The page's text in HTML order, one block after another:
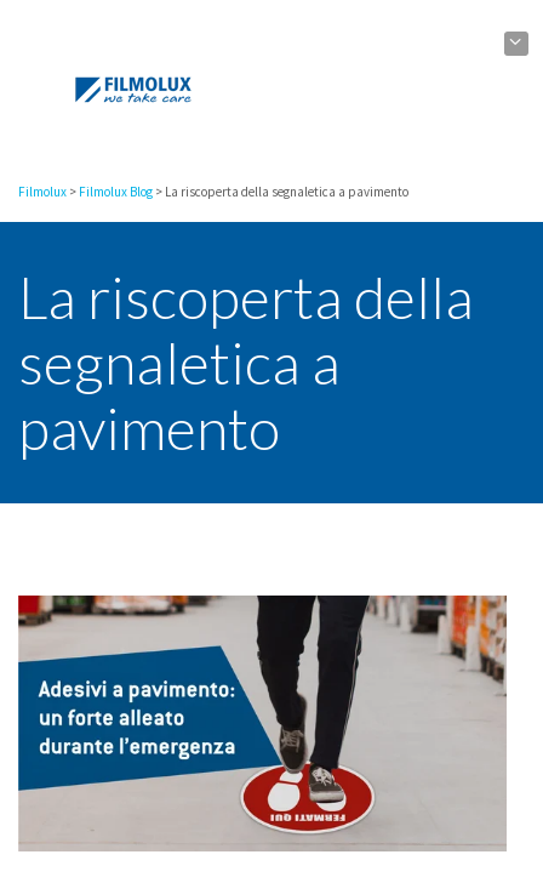
Filmolux > Filmolux Blog > La riscoperta della segnaletica a pavimento
La riscoperta della
segnaletica a
pavimento